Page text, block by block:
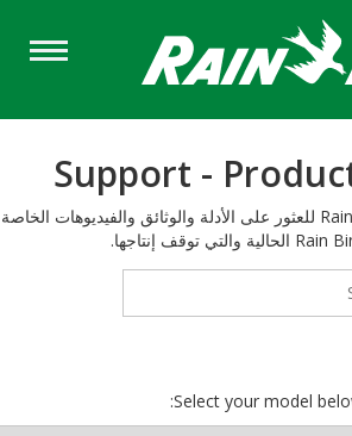
Support -
استكشف مركز دعم Rain Bird للعثور على الأدلة والوثائق والفيديوهات الخاصة
Select your model